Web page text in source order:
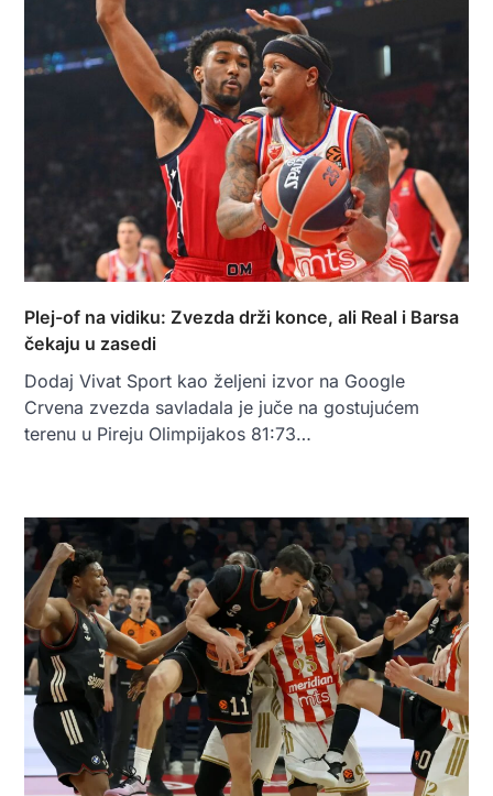
Plej-of na vidiku: Zvezda drži konce, ali Real i Barsa
čekaju u zasedi
Dodaj Vivat Sport kao željeni izvor na Google
Crvena zvezda savladala je juče na gostujućem
terenu u Pireju Olimpijakos 81:73…